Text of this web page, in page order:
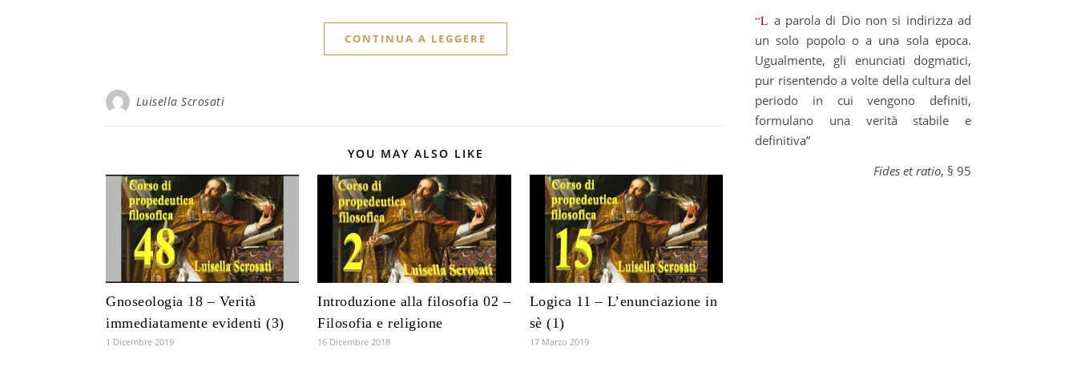
CONTINUA A LEGGERE
Luisella Scrosati
YOU MAY ALSO LIKE
Gnoseologia 18 – Verità
immediatamente evidenti (3)
1 Dicembre 2019
Introduzione alla filosofia 02 –
Filosofia e religione
16 Dicembre 2018
Logica 11 – L’enunciazione in
sè (1)
17 Marzo 2019
“La parola di Dio non si indirizza ad
un solo popolo o a una sola epoca.
Ugualmente, gli enunciati dogmatici,
pur risentendo a volte della cultura del
periodo in cui vengono definiti,
formulano una verità stabile e
definitiva”
Fides et ratio, § 95